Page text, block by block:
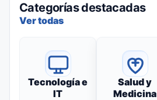
Categorías destacadas
Ver todas
Tecnología e
IT
Salud y
Medicina